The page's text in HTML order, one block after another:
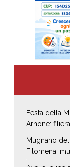
Festa della
Arnone:
Mugnano
Filomena: